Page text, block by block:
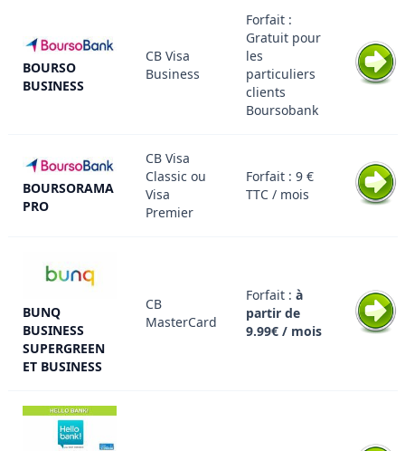
BOURSO
BUSINESS
CB Visa
Business
Forfait :
Gratuit pour
les
particuliers
clients
Boursobank
BOURSORAMA
PRO
CB Visa
Classic ou
Visa
Premier
Forfait : 9 €
TTC / mois
BUNQ
BUSINESS
SUPERGREEN
ET BUSINESS
CB
MasterCard
Forfait : à
partir de
9.99€ / mois